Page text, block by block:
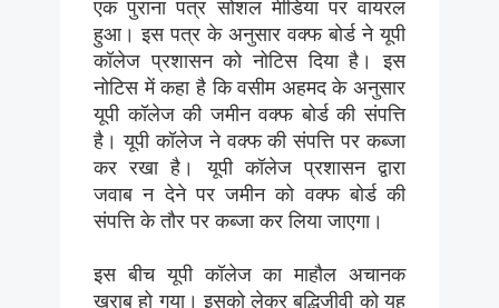
एक पुराना पत्र सोशल मीडिया पर वायरल
हुआ। इस पत्र के अनुसार वक्फ बोर्ड ने यूपी
कॉलेज प्रशासन को नोटिस दिया है। इस
नोटिस में कहा है कि वसीम अहमद के अनुसार
यूपी कॉलेज की जमीन वक्फ बोर्ड की संपत्ति
है। यूपी कॉलेज ने वक्फ की संपत्ति पर कब्जा
कर रखा है। यूपी कॉलेज प्रशासन द्वारा
जवाब न देने पर जमीन को वक्फ बोर्ड की
संपत्ति के तौर पर कब्जा कर लिया जाएगा।
इस बीच यूपी कॉलेज का माहौल अचानक
खराब हो गया। इसको लेकर बुद्धिजीवी को यह